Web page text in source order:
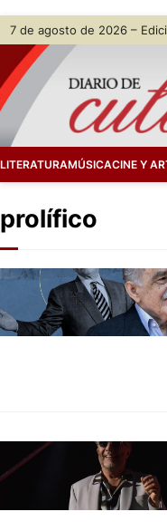
Skip
content
7 de agosto de 2026 –
LITERATURAMÚSICACINE Y
prolífico